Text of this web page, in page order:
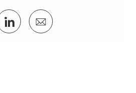
via twitter
Dela via LinkedIn
Dela via e-post